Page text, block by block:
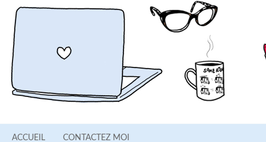
ACCUEIL CONTACTEZ MOI